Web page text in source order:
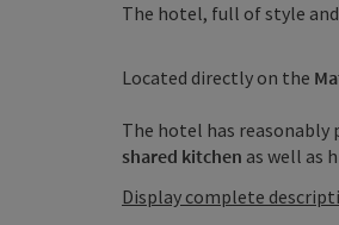
The hotel, full of style and
Located directly on the
The hotel has reasonably
shared kitchen as well as
Display complete